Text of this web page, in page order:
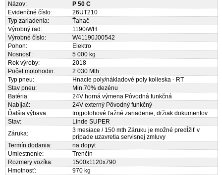
Názov:
P 50 C
Evidenčné číslo:
26UT210
Typ zariadenia:
Ťahač
Výrobný rad:
1190/WH
Výrobné číslo:
W41190J00542
Pohon:
Elektro
Nosnosť:
5 000 kg
Rok výroby:
2018
Počet motohodin:
2 030 Mth
Typ pneu:
Hnacie poly/nákladové poly kolieska - RT
Stav pneu:
Min.70% dezénu
Batéria:
24V horná výmena Pôvodná funkčná
Nabíjač:
24V externý Pôvodný funkčný
Ďalšia výbava:
trojpolohové ťažné zariadenie, držiak dokumentov
Stav:
Linde SUPER
Záruka:
3 mesiace / 150 mth Záruku je možné predĺžiť v
prípade uzavretia servisnej zmluvy
Termín dodania:
na dopyt
Umiestnenie:
Trenčín
Rozmery vozíka:
1500x1120x790
Hmotnosť:
970 kg